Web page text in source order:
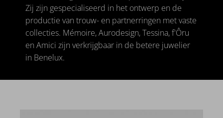
Zij zijn gespecialiseerd in het ontwerp en de
productie van trouw- en partnerringen met vaste
collecties. Mémoire, Aurodesign, Tessina, f'Ôru
en Amici zijn verkrijgbaar in de betere juwelier
in Benelux.